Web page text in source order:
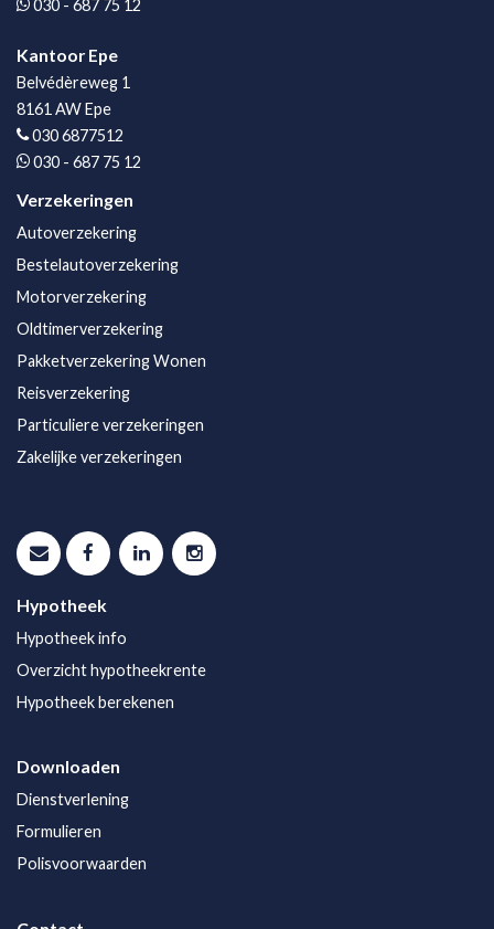
030 - 687 75 12
Kantoor Epe
Belvédèreweg 1
8161 AW Epe
030 6877512
030 - 687 75 12
Verzekeringen
Autoverzekering
Bestelautoverzekering
Motorverzekering
Oldtimerverzekering
Pakketverzekering Wonen
Reisverzekering
Particuliere verzekeringen
Zakelijke verzekeringen
Hypotheek
Hypotheek info
Overzicht hypotheekrente
Hypotheek berekenen
Downloaden
Dienstverlening
Formulieren
Polisvoorwaarden